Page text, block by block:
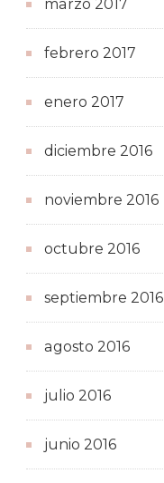
marzo 2017
febrero 2017
enero 2017
diciembre 2016
noviembre 2016
octubre 2016
septiembre 2016
agosto 2016
julio 2016
junio 2016